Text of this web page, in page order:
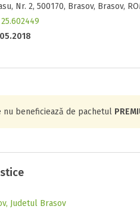
Nr. 2, 500170, Brasov, Brasov,
nu beneficiează de pachetul
Judetul Brasov